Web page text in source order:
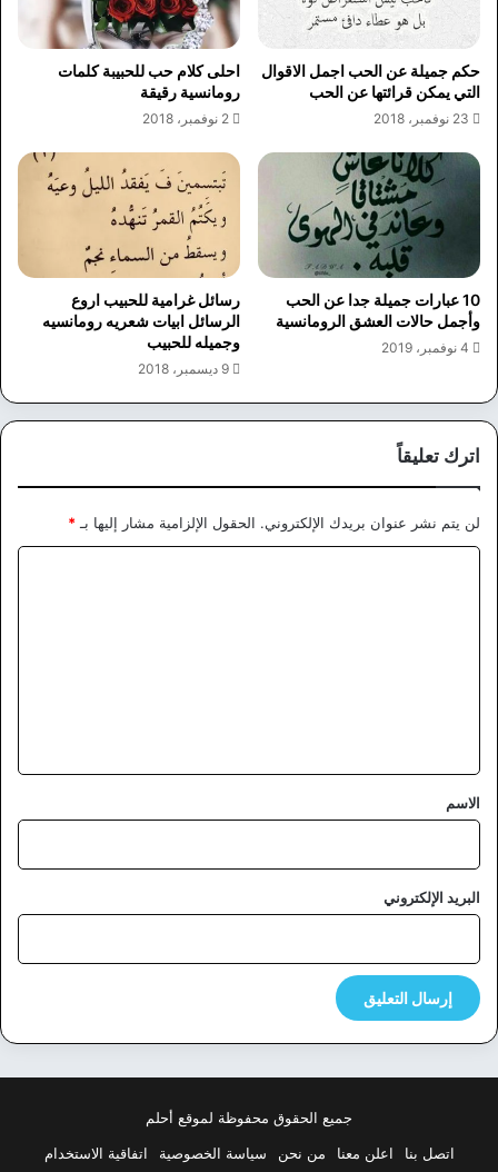
حكم جميلة عن الحب اجمل الاقوال
التي يمكن قرائتها عن الحب
23 نوفمبر، 2018
احلى كلام حب للحبيبة كلمات
رومانسية رقيقة
2 نوفمبر، 2018
10 عبارات جميلة جدا عن الحب
وأجمل حالات العشق الرومانسية
4 نوفمبر، 2019
رسائل غرامية للحبيب اروع
الرسائل ابيات شعريه رومانسيه
وجميله للحبيب
9 ديسمبر، 2018
اترك تعليقاً
لن يتم نشر عنوان بريدك الإلكتروني. الحقول الإلزامية مشار إليها بـ *
*
الاسم
البريد الإلكتروني
جميع الحقوق محفوظة لموقع أحلم
اتصل بنا
اعلن معنا من نحن سياسة الخصوصية اتفاقية الاستخدام